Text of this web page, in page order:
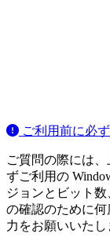
ご利用前に必
ご質問の際には
ずご利用の
ジョンとビット
の確認のために
力をお願いいたし